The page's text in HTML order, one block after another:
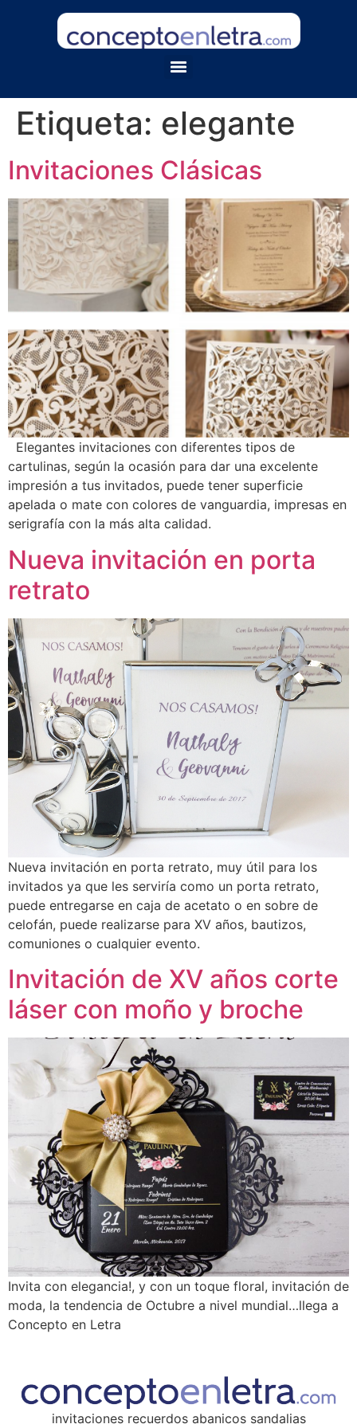
Etiqueta: elegante
Invitaciones Clásicas
Elegantes invitaciones con diferentes tipos de
cartulinas, según la ocasión para dar una excelente
impresión a tus invitados, puede tener superficie
apelada o mate con colores de vanguardia, impresas en
serigrafía con la más alta calidad.
Nueva invitación en porta
retrato
Nueva invitación en porta retrato, muy útil para los
invitados ya que les serviría como un porta retrato,
puede entregarse en caja de acetato o en sobre de
celofán, puede realizarse para XV años, bautizos,
comuniones o cualquier evento.
Invitación de XV años corte
láser con moño y broche
Invita con elegancia!, y con un toque floral, invitación de
moda, la tendencia de Octubre a nivel mundial…llega a
Concepto en Letra
invitaciones recuerdos abanicos sandalias